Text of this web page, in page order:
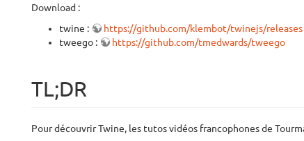
Download :
twine :
https://github.com/klembot/twinejs/releases
tweego :
https://github.com/tmedwards/tweego
TL;DR
Pour découvrir Twine, les tutos vidéos francophones de